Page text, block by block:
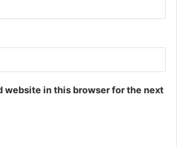
website in this browser for the next